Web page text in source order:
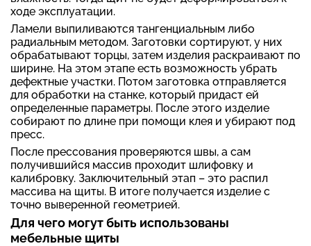
ходе эксплуатации.
Ламели выпиливаются тангенциальным либо
радиальным методом. Заготовки сортируют, у них
обрабатывают торцы, затем изделия раскраивают по
ширине. На этом этапе есть возможность убрать
дефектные участки. Потом заготовка отправляется
для обработки на станке, который придаст ей
определенные параметры. После этого изделие
собирают по длине при помощи клея и убирают под
пресс.
После прессования проверяются швы, а сам
получившийся массив проходит шлифовку и
калибровку. Заключительный этап – это распил
массива на щиты. В итоге получается изделие с
точно выверенной геометрией.
Для чего могут быть использованы
мебельные щиты